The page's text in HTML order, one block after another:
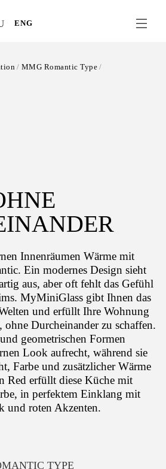
ENG
MMG Romantic Type
Innenräumen Wärme mit
Ein modernes Design sieht
aus, aber oft fehlt das Gefühl
MyMiniGlass gibt Ihnen das
und erfüllt Ihre Wohnung
Durcheinander zu schaffen.
geometrischen Formen
Look aufrecht, während sie
Farbe und zusätzlicher Wärme
Red erfüllt diese Küche mit
in perfektem Einklang mit
und roten Akzenten.
TYPE